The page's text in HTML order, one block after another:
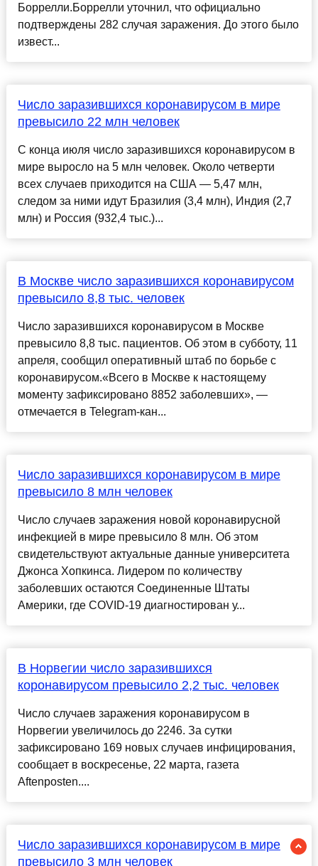
Боррелли.Боррелли уточнил, что официально
подтверждены 282 случая заражения. До этого было
извест...
Число заразившихся коронавирусом в мире
превысило 22 млн человек
С конца июля число заразившихся коронавирусом в
мире выросло на 5 млн человек. Около четверти
всех случаев приходится на США — 5,47 млн,
следом за ними идут Бразилия (3,4 млн), Индия (2,7
млн) и Россия (932,4 тыс.)...
В Москве число заразившихся коронавирусом
превысило 8,8 тыс. человек
Число заразившихся коронавирусом в Москве
превысило 8,8 тыс. пациентов. Об этом в субботу, 11
апреля, сообщил оперативный штаб по борьбе с
коронавирусом.«Всего в Москве к настоящему
моменту зафиксировано 8852 заболевших», —
отмечается в Telegram-кан...
Число заразившихся коронавирусом в мире
превысило 8 млн человек
Число случаев заражения новой коронавирусной
инфекцией в мире превысило 8 млн. Об этом
свидетельствуют актуальные данные университета
Джонса Хопкинса. Лидером по количеству
заболевших остаются Соединенные Штаты
Америки, где COVID-19 диагностирован у...
В Норвегии число заразившихся
коронавирусом превысило 2,2 тыс. человек
Число случаев заражения коронавирусом в
Норвегии увеличилось до 2246. За сутки
зафиксировано 169 новых случаев инфицирования,
сообщает в воскресенье, 22 марта, газета
Aftenposten....
Число заразившихся коронавирусом в мире
превысило 3 млн человек